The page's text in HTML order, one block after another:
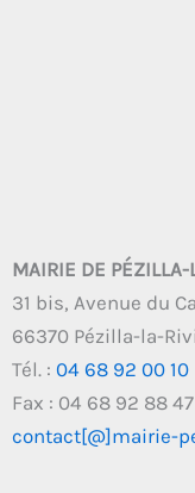
MAIRIE DE PÉZILLA-
31 bis, Avenue du
66370 Pézilla-la-
Tél. : 04 68 92 00 10
Fax : 04 68 92 88 47
contact[@]mairie-